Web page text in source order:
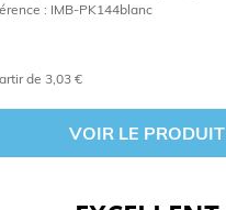
: IMB-PK144blanc
de 3,03 €
VOIR LE PRODUIT